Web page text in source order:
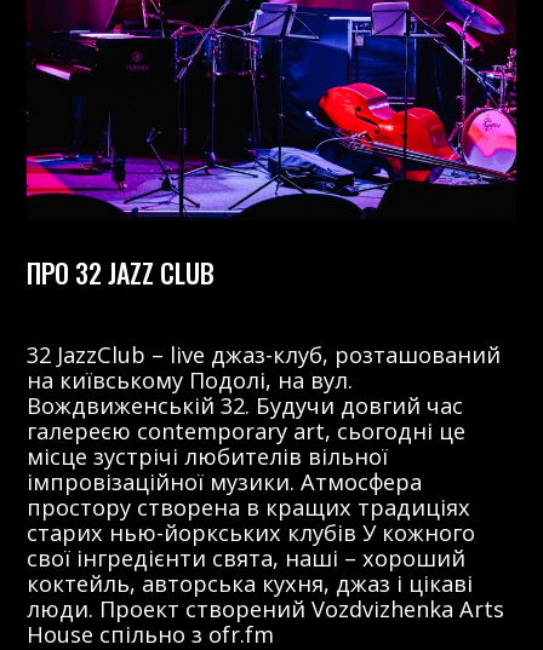
ПРО 32 JAZZ CLUB
32 JazzClub – live джаз-клуб, розташований
на київському Подолі, на вул.
Вождвиженській 32. Будучи довгий час
галереєю contemporary art, сьогодні це
місце зустрічі любителів вільної
імпровізаційної музики. Атмосфера
простору створена в кращих традиціях
старих нью-йоркських клубів У кожного
свої інгредієнти свята, наші – хороший
коктейль, авторська кухня, джаз і цікаві
люди. Проект створений Vozdvizhenka Arts
House спільно з ofr.fm